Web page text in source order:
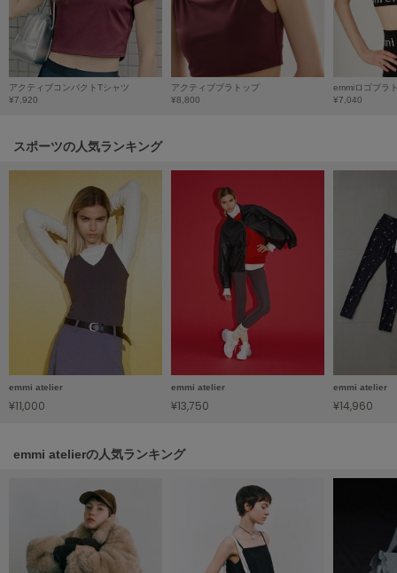
HUNTER
ハンター
HOKA ONEONE
ホカ オネオネ
KEEN
LAATO
ラート
le coq sportif
ルコックスポルティフ
LeSportsac
リリーブラウンランジェリー
LITTLE UNION TOKYO
リトルユニオン トウキョウ
アクティブコンパクトTシャツ
¥7,920
アクティブブラトップ
¥8,800
emmiロゴブラ
¥7,040
スポーツの人気ランキング
emmi atelier
¥11,000
emmi atelier
¥13,750
emmi atelier
¥14,960
emmi atelierの人気ランキング